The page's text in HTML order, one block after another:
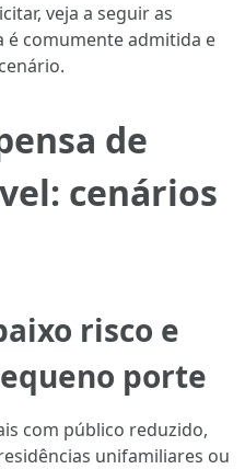
veja a seguir as
é comumente admitida e
de
cenários
risco e
porte
com público reduzido,
unifamiliares ou